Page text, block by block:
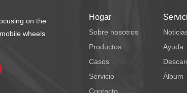
on the
wheels
Hogar
Sobre nosotros
Productos
Casos
Servicio
Contacto
Ayuda
Álbum